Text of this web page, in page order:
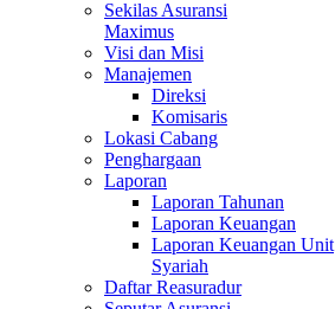
Sekilas Asuransi
Maximus
Visi dan Misi
Manajemen
Direksi
Komisaris
Lokasi Cabang
Penghargaan
Laporan
Laporan Tahunan
Laporan Keuangan
Laporan Keuangan Unit
Syariah
Daftar Reasuradur